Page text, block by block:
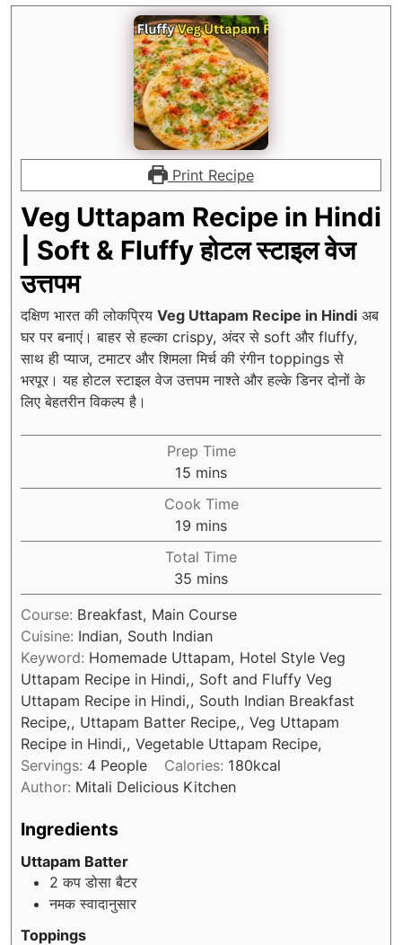
Print Recipe
Veg Uttapam Recipe in Hindi
| Soft & Fluffy होटल स्टाइल वेज
उत्तपम
दक्षिण भारत की लोकप्रिय Veg Uttapam Recipe in Hindi अब
घर पर बनाएं। बाहर से हल्का crispy, अंदर से soft और fluffy,
साथ ही प्याज, टमाटर और शिमला मिर्च की रंगीन toppings से
भरपूर। यह होटल स्टाइल वेज उत्तपम नाश्ते और हल्के डिनर दोनों के
लिए बेहतरीन विकल्प है।
Prep Time
15 minutes
mins
Cook Time
19 minutes
mins
Total Time
35 minutes
mins
Course: Breakfast, Main Course
Cuisine: Indian, South Indian
Keyword: Homemade Uttapam, Hotel Style Veg
Uttapam Recipe in Hindi,, Soft and Fluffy Veg
Uttapam Recipe in Hindi,, South Indian Breakfast
Recipe,, Uttapam Batter Recipe,, Veg Uttapam
Recipe in Hindi,, Vegetable Uttapam Recipe,
Servings: 4 People Calories: 180kcal
Author: Mitali Delicious Kitchen
Ingredients
Uttapam Batter
2 कप डोसा बैटर
नमक स्वादानुसार
Toppings